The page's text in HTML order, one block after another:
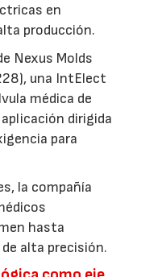
en
producción.
Nexus Molds
una IntElect
médica de
dirigida
para
la compañía
hasta
alta precisión.